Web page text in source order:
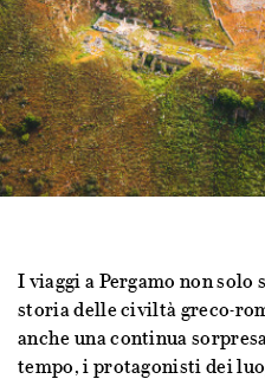
I viaggi a Pergamo non
storia delle civiltà greco-
anche una continua
tempo, i protagonisti dei